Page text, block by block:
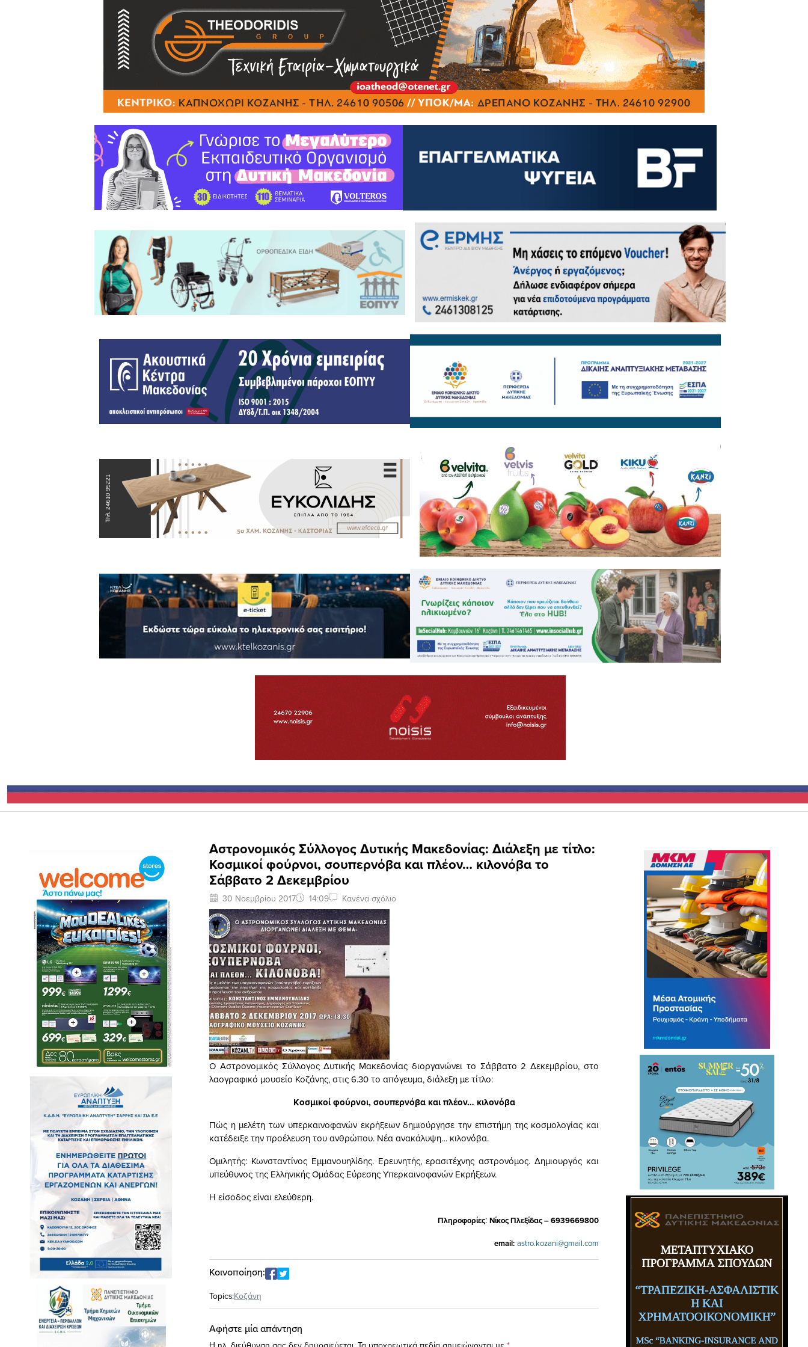
Αστρονομικός Σύλλογος Δυτικής Μακεδονίας: Διάλεξη με τίτλο:
Κοσμικοί φούρνοι, σουπερνόβα και πλέον… κιλονόβα το
Σάββατο 2 Δεκεμβρίου
30 Νοεμβρίου 2017 14:09 Κανένα σχόλιο
Ο Αστρονομικός Σύλλογος Δυτικής Μακεδονίας διοργανώνει το Σάββατο 2 Δεκεμβρίου, στο
λαογραφικό μουσείο Κοζάνης, στις 6.30 το απόγευμα, διάλεξη με τίτλο:
Κοσμικοί φούρνοι, σουπερνόβα και πλέον… κιλονόβα
Πώς η μελέτη των υπερκαινοφανών εκρήξεων δημιούργησε την επιστήμη της κοσμολογίας και
κατέδειξε την προέλευση του ανθρώπου. Νέα ανακάλυψη… κιλονόβα.
Ομιλητής: Κωνσταντίνος Εμμανουηλίδης. Ερευνητής, ερασιτέχνης αστρονόμος. Δημιουργός και
υπεύθυνος της Ελληνικής Ομάδας Εύρεσης Υπερκαινοφανών Εκρήξεων.
Η είσοδος είναι ελεύθερη.
Πληροφορίες: Νίκος Πλεξίδας – 6939669800
email: astro.kozani@gmail.com
Κοινοποίηση:
Topics:Κοζάνη
Αφήστε μία απάντηση